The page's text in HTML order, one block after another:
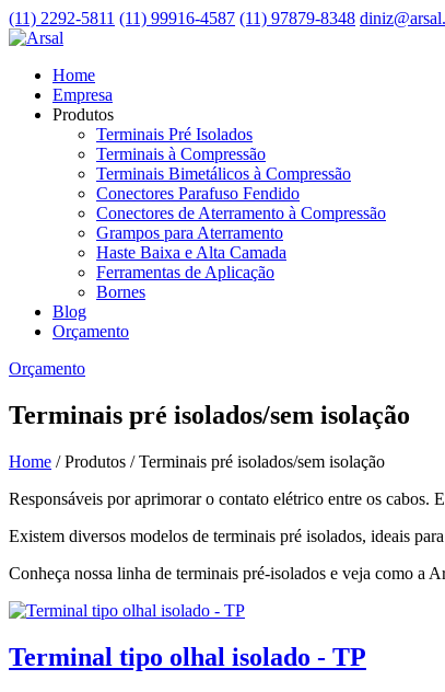
(11) 2292-5811 (11) 99916-4587 (11) 97879-8348
Home
Empresa
Produtos
Terminais Pré Isolados
Terminais à Compressão
Terminais Bimetálicos à Compressão
Conectores Parafuso Fendido
Conectores de Aterramento à Compressão
Grampos para Aterramento
Haste Baixa e Alta Camada
Ferramentas de Aplicação
Bornes
Blog
Orçamento
Orçamento
Terminais pré isolados/sem isolação
Home / Produtos /Terminais pré isolados/sem isolação
Responsáveis por aprimorar o contato elétrico entre os cabos.
Existem diversos modelos de terminais pré isolados, ideais
Conheça nossa linha de terminais pré-isolados e veja como a
Terminal tipo olhal isolado - TP